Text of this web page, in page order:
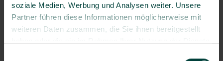
soziale Medien, Werbung und Analysen weiter. Unsere
Partner führen diese Informationen möglicherweise mit
weiteren Daten zusammen, die Sie ihnen bereitgestellt
Anmeldeschluss: 18.09.26 10:00Uhr